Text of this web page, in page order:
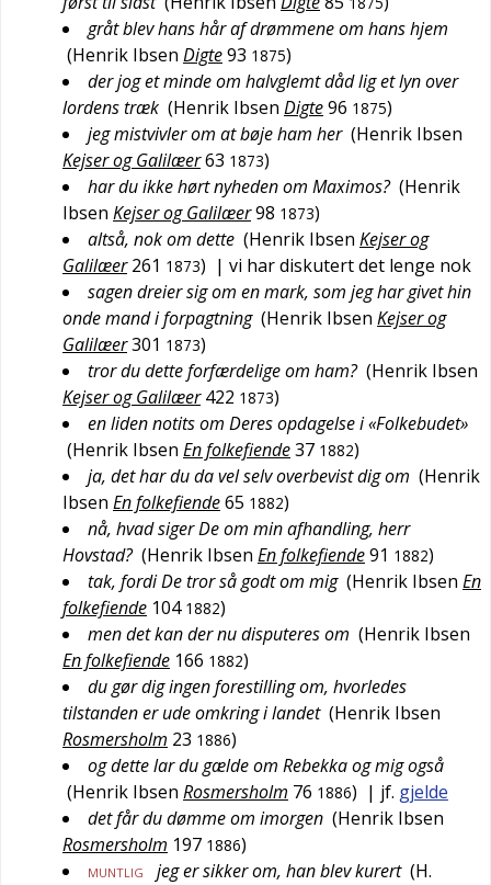
gråt blev hans hår af drømmene om hans hjem
(Henrik Ibsen Digte93 1875)
der jog et minde om halvglemt dåd lig et lyn over
lordens træk (Henrik Ibsen Digte96 1875)
jeg mistvivler om at bøje ham her (Henrik Ibsen
Kejser og Galilæer63 1873)
har du ikke hørt nyheden om Maximos? (Henrik
Ibsen Kejser og Galilæer98 1873)
altså, nok om dette (Henrik Ibsen Kejser og
Galilæer 261 1873) | vi har diskutert det lenge nok
sagen dreier sig om en mark, som jeg har givet hin
onde mand i forpagtning (Henrik Ibsen Kejser og
Galilæer301 1873)
tror du dette forfærdelige om ham? (Henrik Ibsen
Kejser og Galilæer 422 1873)
en liden notits om Deres opdagelse i «Folkebudet»
(Henrik Ibsen En folkefiende37 1882)
ja, det har du da vel selv overbevist dig om (Henrik
Ibsen En folkefiende65 1882)
nå, hvad siger De om min afhandling, herr
Hovstad? (Henrik Ibsen En folkefiende91 1882)
tak, fordi De tror så godt om mig (Henrik Ibsen En
folkefiende 104 1882)
men det kan der nu disputeres om (Henrik Ibsen
En folkefiende 166 1882)
du gør dig ingen forestilling om, hvorledes
tilstanden er ude omkring i landet (Henrik Ibsen
Rosmersholm 23 1886)
og dette lar du gælde om Rebekka og mig også
(Henrik Ibsen Rosmersholm 76 1886) | jf. gjelde
det får du dømme om imorgen (Henrik Ibsen
Rosmersholm 197 1886)
MUNTLIG jeg er sikker om, han blev kurert (H.